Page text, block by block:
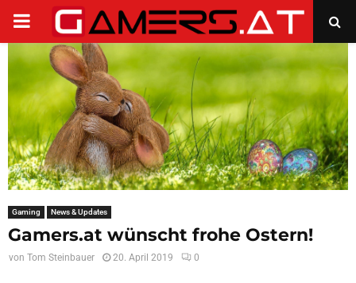
PRIMARY
MENU
Gaming News & Updates
Gamers.at wünscht frohe Ostern!
von Tom Steinbauer 20. April 2019 0